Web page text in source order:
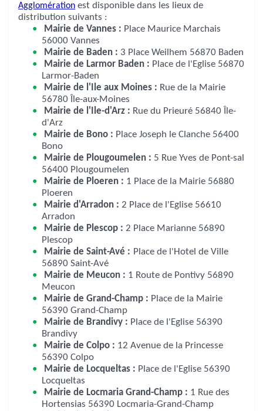
Agglomération est disponible dans les lieux de
distribution suivants :
Mairie de Vannes :
56000 Vannes
Mairie de Baden :
3 Place Weilhem 56870 Baden
Mairie de Larmor Baden :
Larmor-Baden
Mairie de l'Ile aux Moines :
56780 Île-aux-Moines
Mairie de l'Ile-d'Arz :
d'Arz
Mairie de Bono :
Bono
Mairie de Plougoumelen :
56400 Plougoumelen
Mairie de Ploeren :
Ploeren
Mairie d'Arradon : 2 Place de l'Eglise 56610
Arradon
Mairie de Plescop : 2 Place Marianne 56890
Plescop
Mairie de Saint-Avé :
56890 Saint-Avé
Mairie de Meucon :
Meucon
Mairie de Grand-Champ :
56390 Grand-Champ
Mairie de Brandivy :
Brandivy
Mairie de Colpo :
56390 Colpo
Mairie de Locqueltas :
Locqueltas
Mairie de Locmaria Grand-Champ :
Hortensias 56390 Locmaria-Grand-Champ